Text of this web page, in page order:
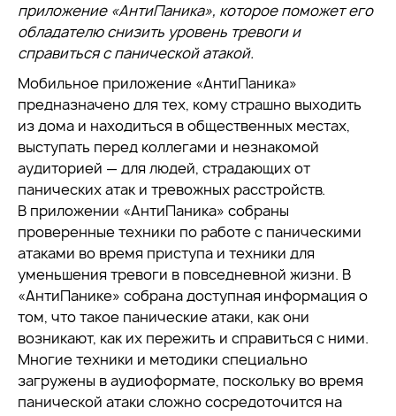
приложение «АнтиПаника», которое поможет его
обладателю снизить уровень тревоги и
справиться с панической атакой.
Мобильное приложение «АнтиПаника»
предназначено для тех, кому страшно выходить
из дома и находиться в общественных местах,
выступать перед коллегами и незнакомой
аудиторией — для людей, страдающих от
панических атак и тревожных расстройств.
В приложении «АнтиПаника» собраны
проверенные техники по работе с паническими
атаками во время приступа и техники для
уменьшения тревоги в повседневной жизни. В
«АнтиПанике» собрана доступная информация о
том, что такое панические атаки, как они
возникают, как их пережить и справиться с ними.
Многие техники и методики специально
загружены в аудиоформате, поскольку во время
панической атаки сложно сосредоточится на